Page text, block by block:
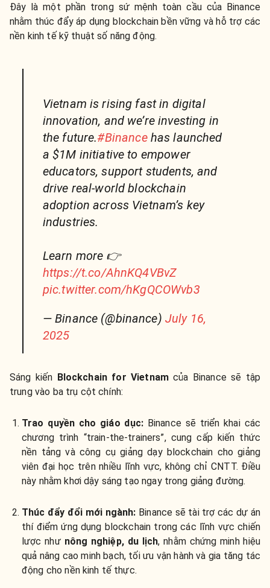
Đây là một phần trong sứ mệnh toàn cầu của Binance
nhằm thúc đẩy áp dụng blockchain bền vững và hỗ trợ các
nền kinh tế kỹ thuật số năng động.
Vietnam is rising fast in digital
innovation, and we’re investing in
the future.#Binancehas launched
a $1M initiative to empower
educators, support students, and
drive real-world blockchain
adoption across Vietnam’s key
industries.
Learn more 👉
https://t.co/AhnKQ4VBvZ
pic.twitter.com/hKgQCOWvb3
— Binance (@binance) July 16,
2025
Sáng kiến Blockchain for Vietnamcủa Binance sẽ tập
trung vào ba trụ cột chính:
Trao quyền cho giáo dục: Binance sẽ triển khai các
chương trình “train-the-trainers”, cung cấp kiến thức
nền tảng và công cụ giảng dạy blockchain cho giảng
viên đại học trên nhiều lĩnh vực, không chỉ CNTT. Điều
này nhằm khơi dậy sáng tạo ngay trong giảng đường.
Thúc đẩy đổi mới ngành: Binance sẽ tài trợ các dự án
thí điểm ứng dụng blockchain trong các lĩnh vực chiến
lược như nông nghiệp, du lịch, nhằm chứng minh hiệu
quả nâng cao minh bạch, tối ưu vận hành và gia tăng tác
động cho nền kinh tế thực.